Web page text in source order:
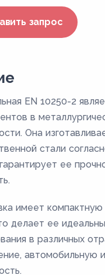
запрос
EN 10250-2
в
Она
стали
ее
имеет
делает ее
в различных
автомобильную